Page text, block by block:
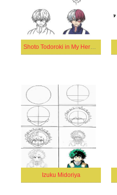
Shoto Todoroki in My Hero Academia
Izuku Midoriya